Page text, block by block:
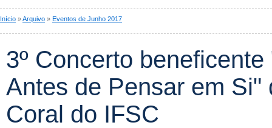
Início »Arquivo » Eventos de Junho 2017
3º Concerto
Antes de Pensar em Si"
Coral do IFSC